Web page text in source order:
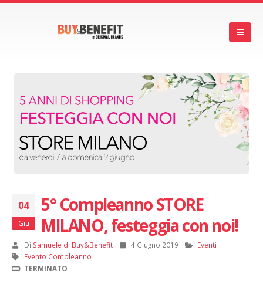
04
Giu
5° Compleanno STORE
MILANO, festeggia con noi!
Di Samuele di Buy&Benefit 4 Giugno 2019
Eventi
Evento Compleanno
TERMINATO